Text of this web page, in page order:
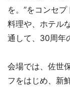
を。”をコンセ
料理や、ホテル
通して、30周年
会場では、佐世
フをはじめ、新